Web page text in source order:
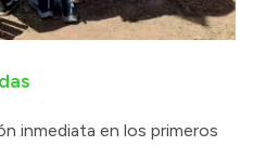
inmediata en los primeros